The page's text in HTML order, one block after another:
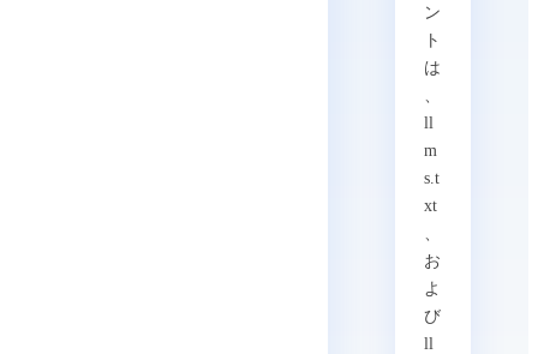
ン
ト
は
、
ll
m
s.t
xt
、
お
よ
び
ll